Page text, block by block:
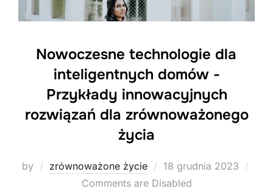
Nowoczesne technologie dla
inteligentnych domów -
Przykłady innowacyjnych
rozwiązań dla zrównoważonego
życia
by zrównoważone życie
Posted
on
18 grudnia 2023
Comments are Disabled